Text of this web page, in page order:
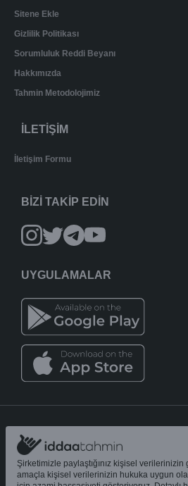
Sitene Ekle
Gizlilik Politikası
Sorumluluk Reddi Beyanı
Hakkımızda
Tahmin Metodolojimiz
İLETİŞİM
İletişim Formu
BİZİ TAKİP EDİN
UYGULAMALAR
iddaatahmin11.com
Tüm Hakları Saklıdır
18+ Bu sitedeki tahmin ve analizler
Şirketimizle paylaştığınız kişisel
amaçla kişisel verilerinizin hukuka uygun